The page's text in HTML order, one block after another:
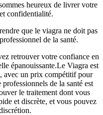
heureux de livrer votre
confidentialité.
que le viagra ne doit pas
de la santé.
retrouver votre confiance en
épanouissante.Le Viagra est
avec un prix compétitif pour
de la santé est
le traitement dont vous
et discrète, et vous pouvez